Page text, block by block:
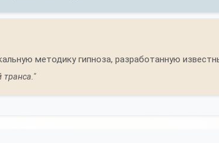
методику гипноза, разработанную